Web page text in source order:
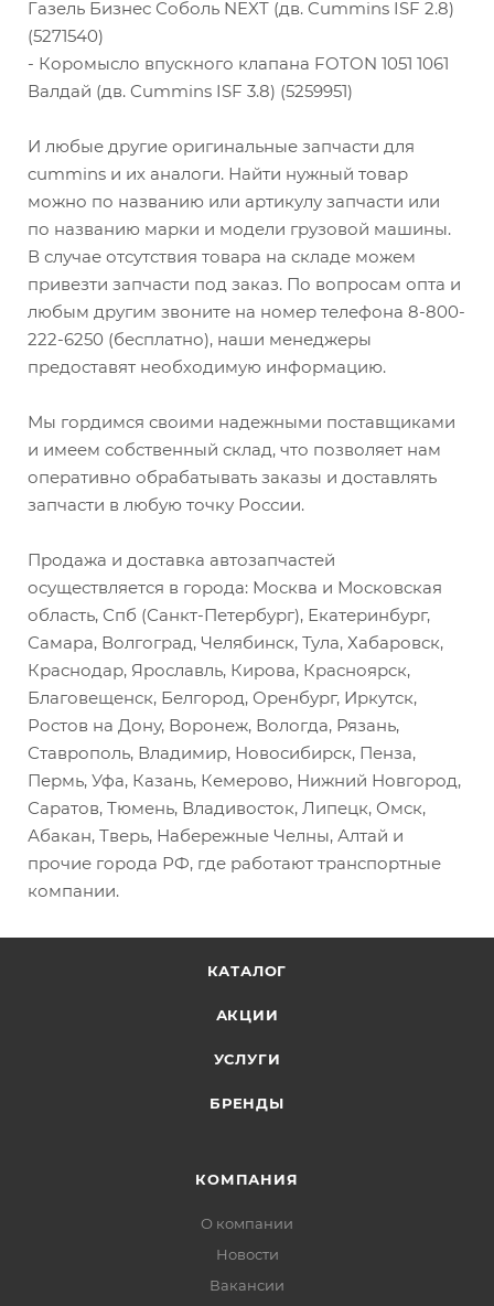
Газель Бизнес Соболь NEXT (дв. Cummins ISF 2.8)
(5271540)
- Коромысло впускного клапана FOTON 1051 1061
Валдай (дв. Cummins ISF 3.8) (5259951)
И любые другие оригинальные запчасти для
cummins и их аналоги. Найти нужный товар
можно по названию или артикулу запчасти или
по названию марки и модели грузовой машины.
В случае отсутствия товара на складе можем
привезти запчасти под заказ. По вопросам опта и
любым другим звоните на номер телефона 8-800-
222-6250 (бесплатно), наши менеджеры
предоставят необходимую информацию.
Мы гордимся своими надежными поставщиками
и имеем собственный склад, что позволяет нам
оперативно обрабатывать заказы и доставлять
запчасти в любую точку России.
Продажа и доставка автозапчастей
осуществляется в города: Москва и Московская
область, Спб (Санкт-Петербург), Екатеринбург,
Самара, Волгоград, Челябинск, Тула, Хабаровск,
Краснодар, Ярославль, Кирова, Красноярск,
Благовещенск, Белгород, Оренбург, Иркутск,
Ростов на Дону, Воронеж, Вологда, Рязань,
Ставрополь, Владимир, Новосибирск, Пенза,
Пермь, Уфа, Казань, Кемерово, Нижний Новгород,
Саратов, Тюмень, Владивосток, Липецк, Омск,
Абакан, Тверь, Набережные Челны, Алтай и
прочие города РФ, где работают транспортные
компании.
КАТАЛОГ
АКЦИИ
УСЛУГИ
БРЕНДЫ
КОМПАНИЯ
О компании
Новости
Вакансии